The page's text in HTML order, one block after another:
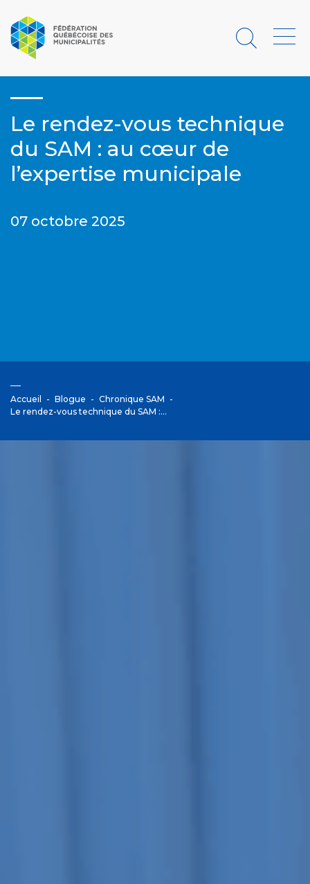
Rechercher
Le rendez-vous technique
du SAM : au cœur de
l’expertise municipale
07 octobre 2025
Accueil Blogue
Chronique SAM
Le rendez-vous technique du SAM :…